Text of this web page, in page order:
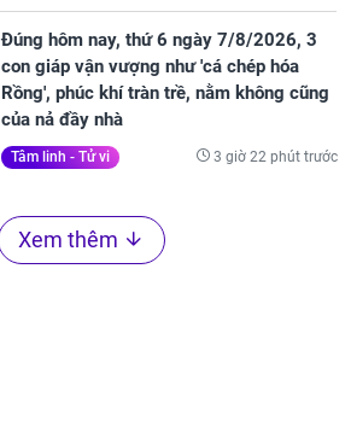
Đúng hôm nay, thứ 6 ngày 7/8/2026, 3
con giáp vận vượng như 'cá chép hóa
Rồng', phúc khí tràn trề, nằm không cũng
của nả đầy nhà
Tâm linh - Tử vi 3 giờ 22 phút trước
Xem thêm